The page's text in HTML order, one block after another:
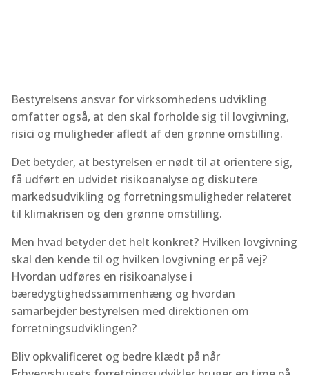
Bestyrelsens ansvar for virksomhedens udvikling
omfatter også, at den skal forholde sig til lovgivning,
risici og muligheder afledt af den grønne omstilling.
Det betyder, at bestyrelsen er nødt til at orientere sig,
få udført en udvidet risikoanalyse og diskutere
markedsudvikling og forretningsmuligheder relateret
til klimakrisen og den grønne omstilling.
Men hvad betyder det helt konkret? Hvilken lovgivning
skal den kende til og hvilken lovgivning er på vej?
Hvordan udføres en risikoanalyse i
bæredygtighedssammenhæng og hvordan
samarbejder bestyrelsen med direktionen om
forretningsudviklingen?
Bliv opkvalificeret og bedre klædt på når